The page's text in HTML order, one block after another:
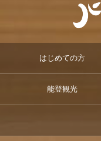
はじめての方
能登観光